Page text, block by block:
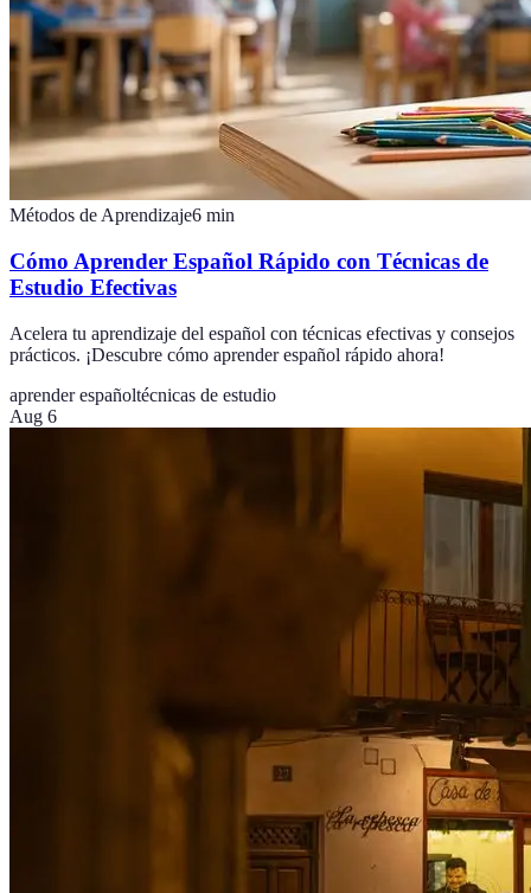
Métodos de Aprendizaje6 min
Cómo Aprender Español Rápido con Técnicas de
Estudio Efectivas
Acelera tu aprendizaje del español con técnicas efectivas y consejos
prácticos. ¡Descubre cómo aprender español rápido ahora!
aprender españoltécnicas de estudio
Aug 6